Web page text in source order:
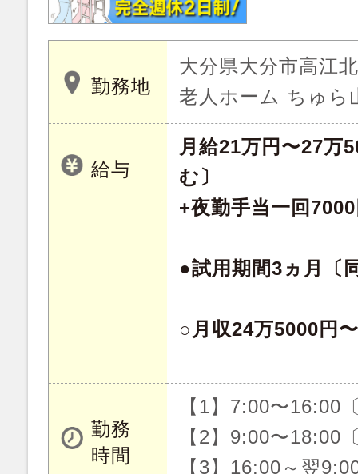
勤務地
大分県大分市高江
老人ホーム ちゅら
給与
月給21万円〜27万
む〕
+夜勤手当一回
●試用期間3ヵ月〔
○月収24万5000円
勤務
時間
【1】7:00〜16:00
【2】9:00〜18:00
【3】16:00～翌